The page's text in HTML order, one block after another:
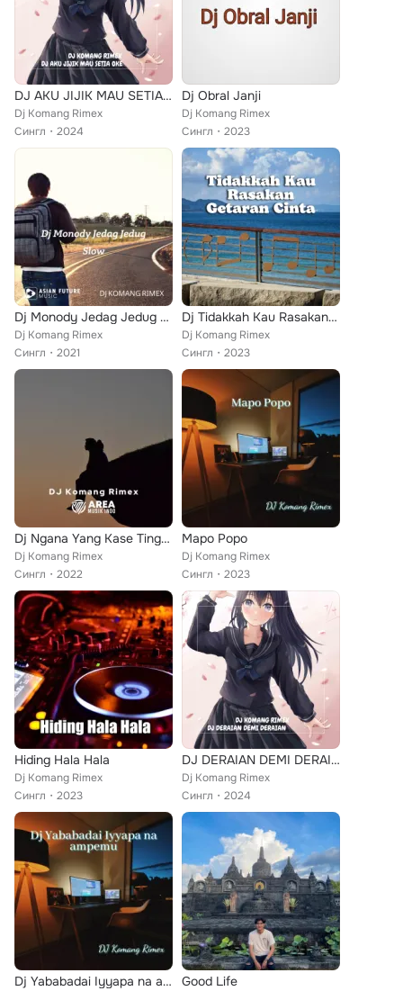
DJ AKU JIJIK MAU SETIA OKE
Dj Komang Rimex
Сингл
2024
Dj Obral Janji
Dj Komang Rimex
Сингл
2023
Dj Monody Jedag Jedug Slow
Dj Komang Rimex
Сингл
2021
Dj Tidakkah Kau Rasakan Getaran Cinta
Dj Komang Rimex
Сингл
2023
Dj Ngana Yang Kase Tinggal x Menimisu
Dj Komang Rimex
Сингл
2022
Mapo Popo
Dj Komang Rimex
Сингл
2023
Hiding Hala Hala
Dj Komang Rimex
Сингл
2023
DJ DERAIAN DEMI DERAIAN
Dj Komang Rimex
Сингл
2024
Dj Yababadai Iyyapa na ampemu Good Life